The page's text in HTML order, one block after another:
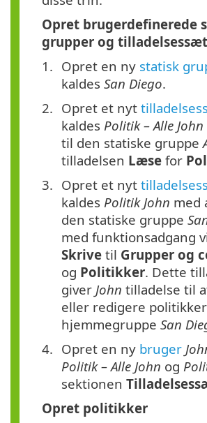
Opret brugerdefinerede
grupper og tilladelsessæt
Opret en ny statisk
kaldes San Diego.
Opret et nyt
kaldes Politik – Alle John
til den statiske gruppe
tilladelsen Læse for
Opret et nyt
kaldes Politik John med
den statiske gruppe
med funktionsadgang
Skrive til Grupper og
og Politikker. Dette
giver John tilladelse til
eller redigere
hjemmegruppe San
Opret en ny bruger
Politik – Alle John og
sektionen
Opret politikker